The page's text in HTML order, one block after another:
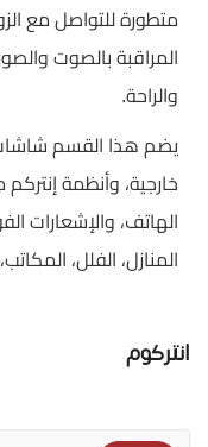
متطورة للتواصل مع
المراقبة بالصوت
والراحة.
يضم هذا القسم
خارجية، وأنظمة
الهاتف، والإشعارات
المنازل، الفلل،
انتركوم